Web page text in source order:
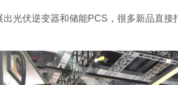
光伏逆变器和储能PCS，很多新品直